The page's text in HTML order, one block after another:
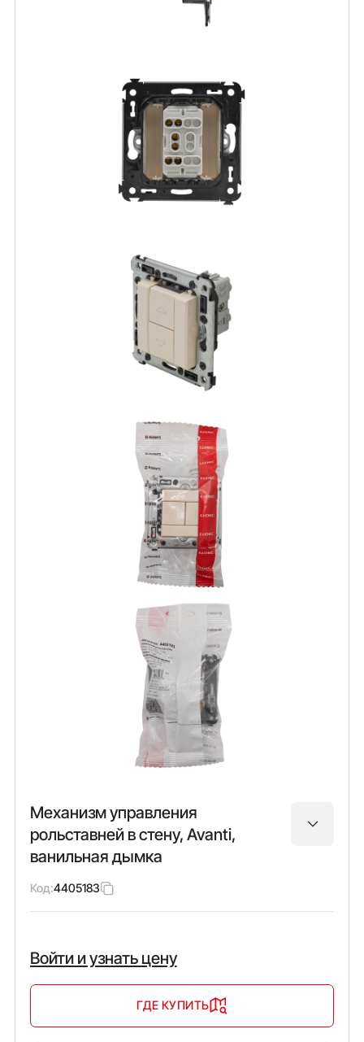
Механизм управления
рольставней в стену, Avanti,
ванильная дымка
Код:4405183
Войти и узнать цену
ГДЕ КУПИТЬ